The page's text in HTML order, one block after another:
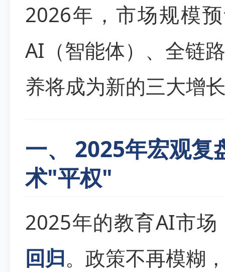
2026年，市场规模
AI（智能体）、全链
养将成为新的三大增
一、 2025年宏观
术"平权"
2025年的教育AI市
回归。政策不再模糊